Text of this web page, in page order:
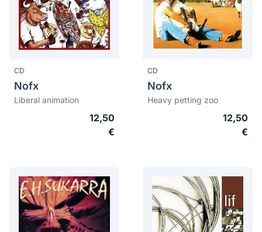
CD
Nofx
Liberal animation
12,50
€
CD
Nofx
Heavy petting zoo
12,50
€